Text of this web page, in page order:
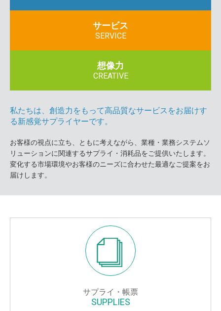
サービス
SERVICE
想像力
CREATIVE
私たちは、創造力をもって高品質なサービスをお届けす
る新感覚サプライヤーです。
お客様の視点に立ち、ともに考えながら、業種・業務システムソ
リューションに関連するサプライ・消耗品をご提供いたします。
変化する市場環境やお客様のニーズに合わせた最適なご提案をお
届けします。
サプライ・帳票
SUPPLIES